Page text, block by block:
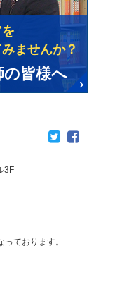
3F
ております。
ませんか？
の皆様へ